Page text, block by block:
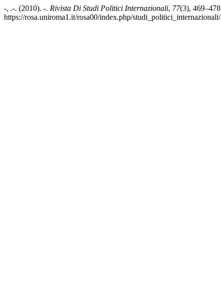
-, .-. (2010). -. Rivista Di Studi Politici Internazionali, 77(3),
https://rosa.uniroma1.it/rosa00/index.php/